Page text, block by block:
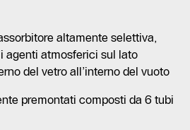
altamente selettiva,
agenti atmosferici sul lato
del vetro all’interno del vuoto
premontati composti da 6 tubi